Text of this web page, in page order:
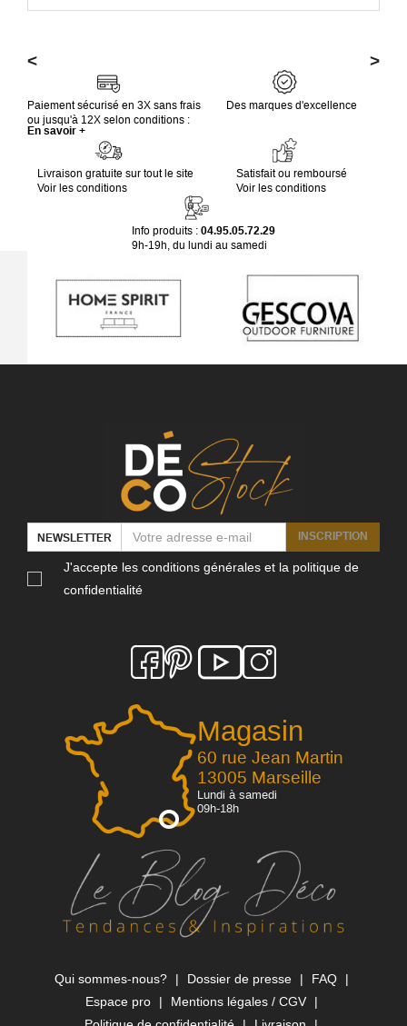
< >
Paiement sécurisé en 3X sans frais
ou jusqu'à 12X selon conditions :
En savoir +
Des marques d'excellence
Livraison gratuite sur tout le site
Voir les conditions
Satisfait ou remboursé
Voir les conditions
Info produits : 04.95.05.72.29
9h-19h, du lundi au samedi
Magasin
60 rue Jean Martin
13005 Marseille
Lundi à samedi
09h-18h
NEWSLETTER INSCRIPTION
J'accepte les conditions générales et la politique de
confidentialité
Qui sommes-nous? Dossier de presse
FAQ
Espace pro
Mentions légales / CGV